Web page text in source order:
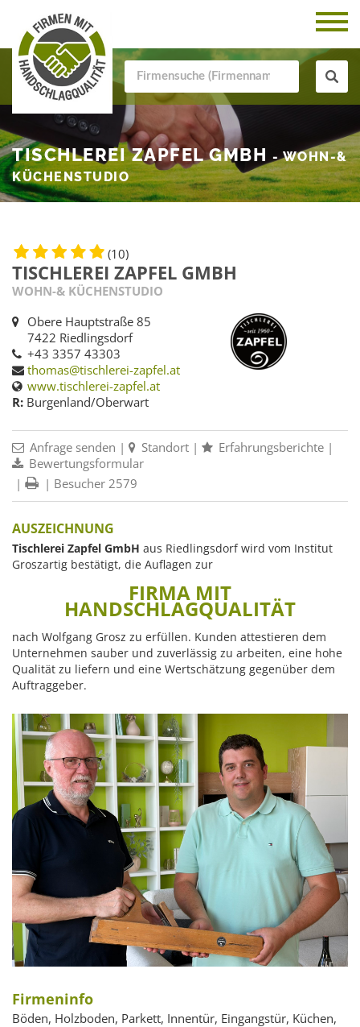
TISCHLEREI ZAPFEL GMBH - WOHN-&
KÜCHENSTUDIO
(10)
TISCHLEREI ZAPFEL GMBH
WOHN-& KÜCHENSTUDIO
Obere Hauptstraße 85
7422 Riedlingsdorf
+43 3357 43303
thomas@tischlerei-zapfel.at
www.tischlerei-zapfel.at
R: Burgenland/Oberwart
Anfrage senden | Standort | Erfahrungsberichte |
Bewertungsformular
|
| Besucher 2579
AUSZEICHNUNG
Tischlerei Zapfel GmbH aus Riedlingsdorf wird vom Institut
Groszartig bestätigt, die Auflagen zur
FIRMA MIT
HANDSCHLAGQUALITÄT
nach Wolfgang Grosz zu erfüllen. Kunden attestieren dem
Unternehmen sauber und zuverlässig zu arbeiten, eine hohe
Qualität zu liefern und eine Wertschätzung gegenüber dem
Auftraggeber.
Firmeninfo
Böden, Holzboden, Parkett, Innentür, Eingangstür, Küchen,